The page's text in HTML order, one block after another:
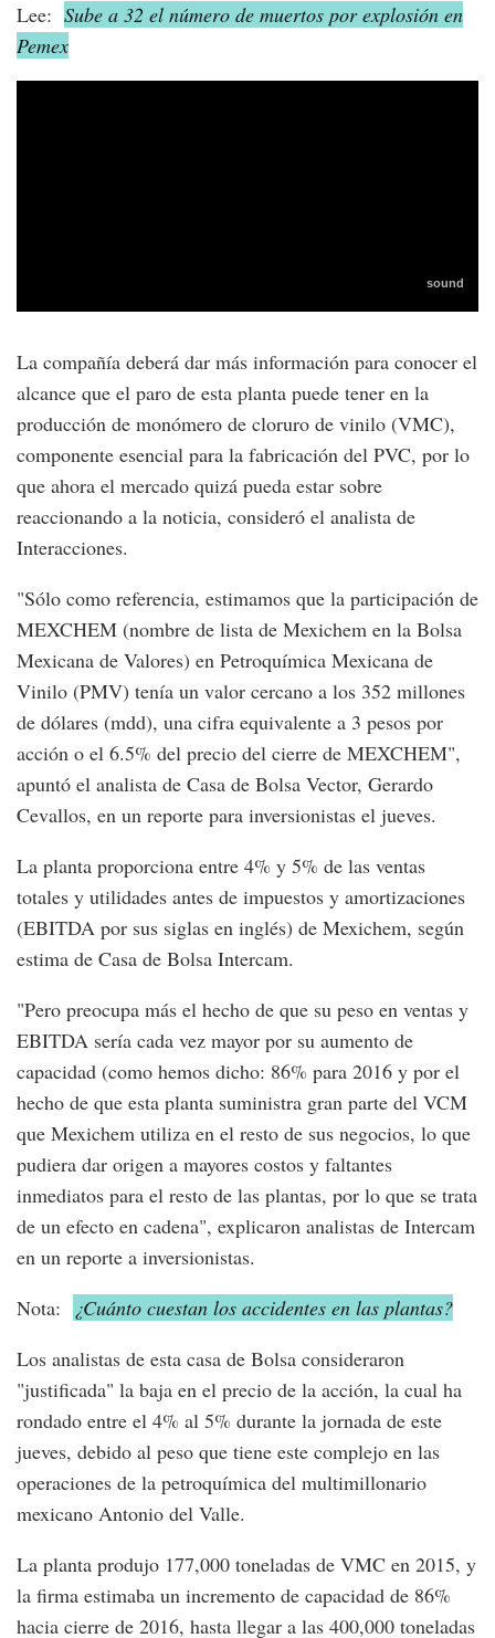
Lee: Sube a 32 el número de muertos por explosión en
Pemex
La compañía deberá dar más información para conocer el
alcance que el paro de esta planta puede tener en la
producción de monómero de cloruro de vinilo (VMC),
componente esencial para la fabricación del PVC, por lo
que ahora el mercado quizá pueda estar sobre
reaccionando a la noticia, consideró el analista de
Interacciones.
"Sólo como referencia, estimamos que la participación de
MEXCHEM (nombre de lista de Mexichem en la Bolsa
Mexicana de Valores) en Petroquímica Mexicana de
Vinilo (PMV) tenía un valor cercano a los 352 millones
de dólares (mdd), una cifra equivalente a 3 pesos por
acción o el 6.5% del precio del cierre de MEXCHEM",
apuntó el analista de Casa de Bolsa Vector, Gerardo
Cevallos, en un reporte para inversionistas el jueves.
La planta proporciona entre 4% y 5% de las ventas
totales y utilidades antes de impuestos y amortizaciones
(EBITDA por sus siglas en inglés) de Mexichem, según
estima de Casa de Bolsa Intercam.
"Pero preocupa más el hecho de que su peso en ventas y
EBITDA sería cada vez mayor por su aumento de
capacidad (como hemos dicho: 86% para 2016 y por el
hecho de que esta planta suministra gran parte del VCM
que Mexichem utiliza en el resto de sus negocios, lo que
pudiera dar origen a mayores costos y faltantes
inmediatos para el resto de las plantas, por lo que se trata
de un efecto en cadena", explicaron analistas de Intercam
en un reporte a inversionistas.
Nota:
¿Cuánto cuestan los accidentes en las plantas?
Los analistas de esta casa de Bolsa consideraron
"justificada" la baja en el precio de la acción, la cual ha
rondado entre el 4% al 5% durante la jornada de este
jueves, debido al peso que tiene este complejo en las
operaciones de la petroquímica del multimillonario
mexicano Antonio del Valle.
La planta produjo 177,000 toneladas de VMC en 2015, y
la firma estimaba un incremento de capacidad de 86%
hacia cierre de 2016, hasta llegar a las 400,000 toneladas